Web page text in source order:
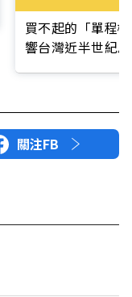
買不起的「單程
響台灣近半世紀
關注FB